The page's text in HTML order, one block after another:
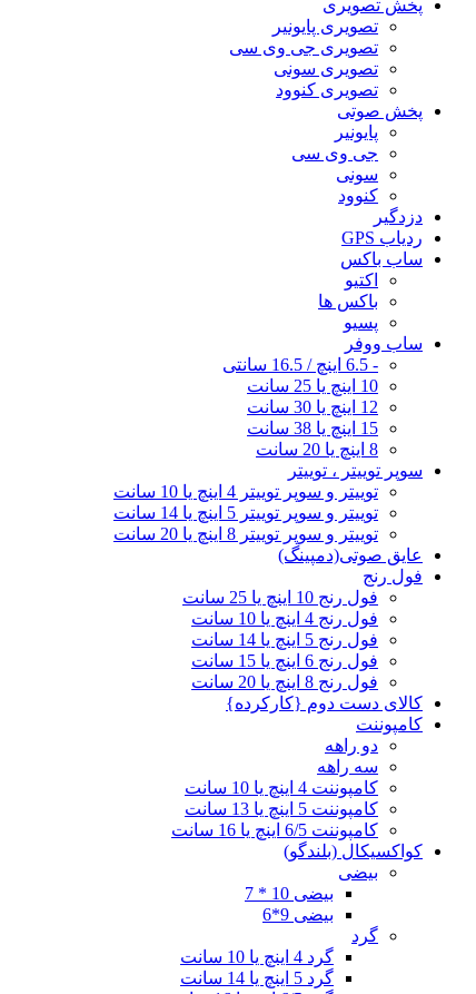
پخش تصویری
تصویری پایونیر
تصویری جی وی سی
تصویری سونی
تصویری کنوود
پخش صوتی
پایونیر
جی وی سی
سونی
کنوود
دزدگیر
ردیاب GPS
ساب باکس
اکتیو
باکس ها
پسیو
ساب ووفر
- 6.5 اینچ / 16.5 سانتی
10 اینچ یا 25 سانت
12 اینچ یا 30 سانت
15 اینچ یا 38 سانت
8 اینچ یا 20 سانت
سوپر توییتر ، توییتر
توییتر و سوپر توییتر 4 اینچ یا 10 سانت
توییتر و سوپر توییتر 5 اینچ یا 14 سانت
توییتر و سوپر توییتر 8 اینچ یا 20 سانت
عایق صوتی(دمپینگ)
فول رنج
فول رنج 10 اینچ یا 25 سانت
فول رنج 4 اینچ یا 10 سانت
فول رنج 5 اینچ یا 14 سانت
فول رنج 6 اینچ یا 15 سانت
فول رنج 8 اینچ یا 20 سانت
کالای دست دوم {کارکرده}
کامپوننت
دو راهه
سه راهه
کامپوننت 4 اینچ یا 10 سانت
کامپوننت 5 اینچ یا 13 سانت
کامپوننت 6/5 اینچ یا 16 سانت
کواکسیکال (بلندگو)
بیضی
بیضی 10 * 7
بیضی 9*6
گرد
گرد 4 اینچ یا 10 سانت
گرد 5 اینچ یا 14 سانت